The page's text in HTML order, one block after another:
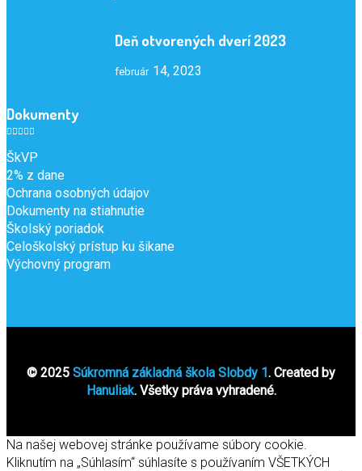
Deň otvorených dverí 2023
február 14, 2023
Dokumenty
ŠkVP
2% z dane
Ochrana osobných údajov
Dokumenty na stiahnutie
Školský poriadok
Celoškolský prístup ku šikane
Výchovný program
© 2025 Súkromná základná škola Slobdy 1. Created by
Hanuliak. Všetky práva vyhradené.
Na našej webovej stránke používame súbory cookie.
Kliknutím na „Súhlasím“ súhlasíte s používaním VŠETKÝCH